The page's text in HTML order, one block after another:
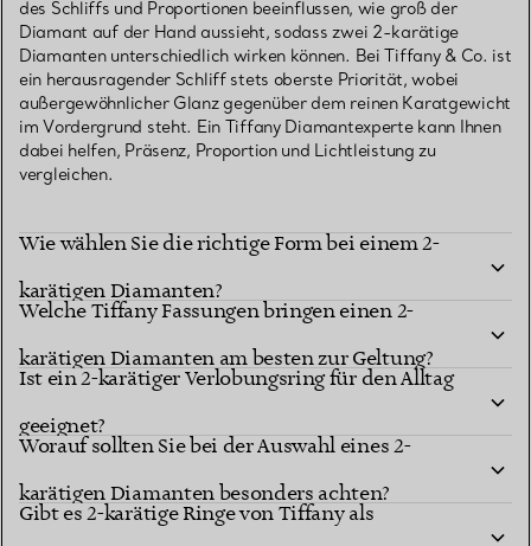
des Schliffs und Proportionen beeinflussen, wie groß der
Diamant auf der Hand aussieht, sodass zwei 2-karätige
Diamanten unterschiedlich wirken können. Bei Tiffany & Co. ist
ein herausragender Schliff stets oberste Priorität, wobei
außergewöhnlicher Glanz gegenüber dem reinen Karatgewicht
im Vordergrund steht. Ein Tiffany Diamantexperte kann Ihnen
dabei helfen, Präsenz, Proportion und Lichtleistung zu
vergleichen.
Wie wählen Sie die richtige Form bei einem 2-
karätigen Diamanten?
Welche Tiffany Fassungen bringen einen 2-
karätigen Diamanten am besten zur Geltung?
Ist ein 2-karätiger Verlobungsring für den Alltag
geeignet?
Worauf sollten Sie bei der Auswahl eines 2-
karätigen Diamanten besonders achten?
Gibt es 2-karätige Ringe von Tiffany als